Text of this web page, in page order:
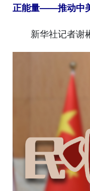
正能量——推动中
新华社记者谢